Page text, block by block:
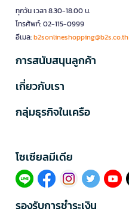
ทุกวัน เวลา 8.30-18.00 น.
โทรศัพท์: 02-115-0999
อีเมล:b2sonlineshopping@b2s.co.th
การสนับสนุนลูกค้า
เกี่ยวกับเรา
กลุ่มธุรกิจในเครือ
โซเซียลมีเดีย​
รองรับการชำระเงิน